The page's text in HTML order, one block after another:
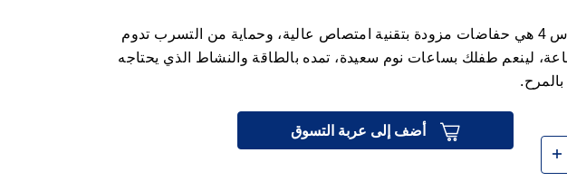
بامبرز مقاس 4 هي حفاضات مزودة بتقنية امتصاص عالية، وحماية من التسرب تدوم
12 ساعة، لينعم طفلك بساعات نوم سعيدة، تمده بالطاقة والنشاط الذي يحتاجه
أضف إلى عربة التسوق